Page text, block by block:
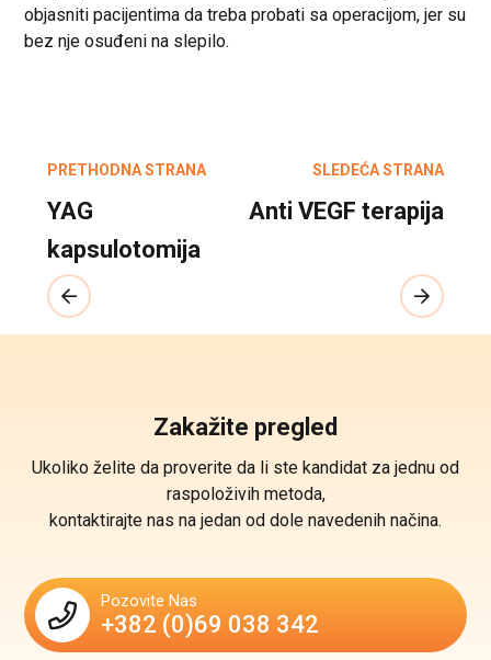
objasniti pacijentima da treba probati sa operacijom, jer su
bez nje osuđeni na slepilo.
PRETHODNA STRANA
YAG
kapsulotomija
SLEDEĆA STRANA
Anti VEGF terapija
Zakažite pregled
Ukoliko želite da proverite da li ste kandidat za jednu od
raspoloživih metoda,
kontaktirajte nas na jedan od dole navedenih načina.
Pozovite Nas
+382 (0)69 038 342